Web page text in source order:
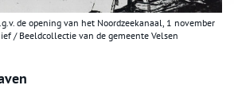
de opening van het Noordzeekanaal, 1 november
/ Beeldcollectie van de gemeente Velsen